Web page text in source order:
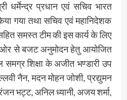
धर्मेन्द्र प्रधान एवं सचिव भारत
गया तथा सचिव एवं महानिदेशक
सहित समस्त टीम की इस कार्य के लिए
ओर से बजट अनुमोदन हेतु आयोजित
शिक्षा के अजीत भण्डारी उप
नैन, मदन मोहन जोशी, प्रद्युमन
भट्ट, अनिल ध्यानी, अजय शर्मा,